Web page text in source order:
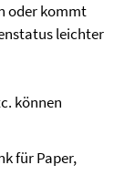
oder kommt
leichter
können
für Paper,